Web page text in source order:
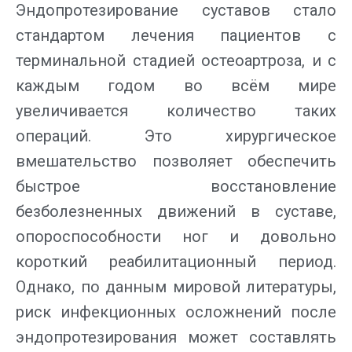
Эндопротезирование суставов стало
стандартом лечения пациентов с
терминальной стадией остеоартроза, и с
каждым годом во всём мире
увеличивается количество таких
операций. Это хирургическое
вмешательство позволяет обеспечить
быстрое восстановление
безболезненных движений в суставе,
опороспособности ног и довольно
короткий реабилитационный период.
Однако, по данным мировой литературы,
риск инфекционных осложнений после
эндопротезирования может составлять